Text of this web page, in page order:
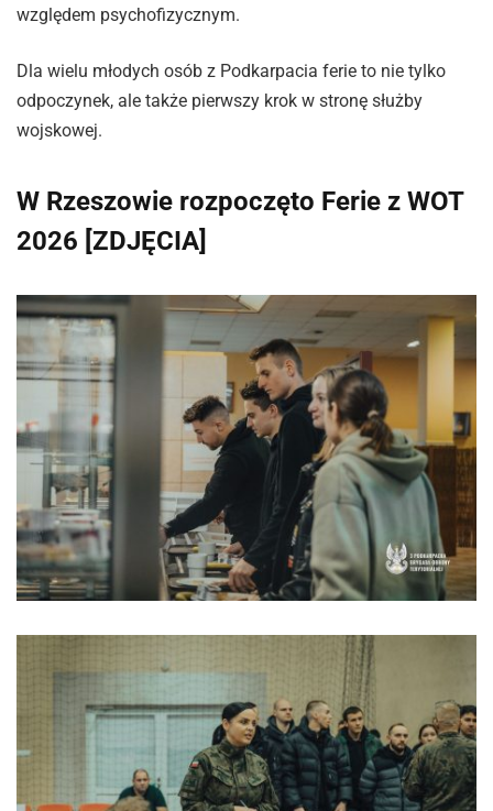
względem psychofizycznym.
Dla wielu młodych osób z Podkarpacia ferie to nie tylko
odpoczynek, ale także pierwszy krok w stronę służby
wojskowej.
W Rzeszowie rozpoczęto Ferie z WOT
2026 [ZDJĘCIA]